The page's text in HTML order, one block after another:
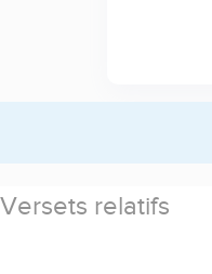
Versets relatifs